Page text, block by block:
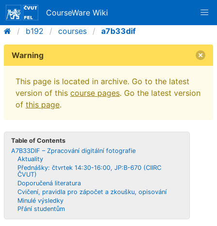
CourseWare Wiki
b192
courses a7b33dif
Warning
This page is located in archive. Go to the latest
version of this course pages. Go the latest version
of this page.
Table of Contents
A7B33DIF – Zpracování digitální fotografie
Aktuality
Přednášky: čtvrtek 14:30-16:00, JP:B-670 (CIIRC
ČVUT)
Doporučená literatura
Cvičení, pravidla pro zápočet a zkoušku, opisování
Minulé výsledky
Přání studentům